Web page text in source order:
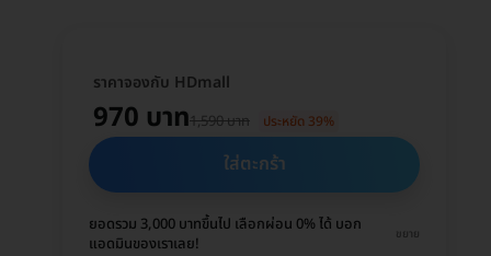
ราคาจองกับ HDmall
970 บาท1,590 บาท ประหยัด 39%
ใส่ตะกร้า
ยอดรวม 3,000 บาทขึ้นไป เลือกผ่อน 0% ได้ บอก
แอดมินของเราเลย!
ขยาย